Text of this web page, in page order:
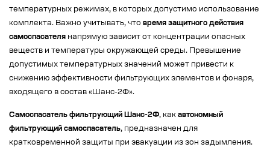
температурных режимах, в которых допустимо использование
комплекта. Важно учитывать, что время защитного действия
самоспасателя напрямую зависит от концентрации опасных
веществ и температуры окружающей среды. Превышение
допустимых температурных значений может привести к
снижению эффективности фильтрующих элементов и фонаря,
входящего в состав «Шанс-2Ф».
Самоспасатель фильтрующий Шанс-2Ф, как автономный
фильтрующий самоспасатель, предназначен для
кратковременной защиты при эвакуации из зон задымления.